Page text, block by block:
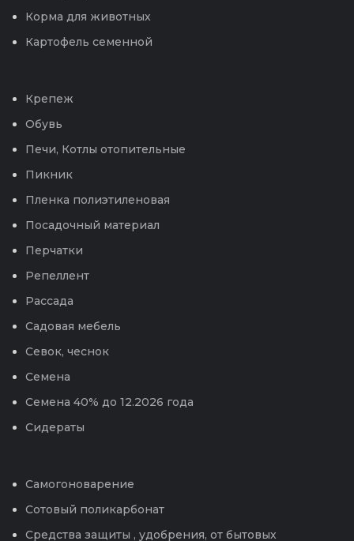
Корма для животных
Картофель семенной
Крепеж
Обувь
Печи, Котлы отопительные
Пикник
Пленка полиэтиленовая
Посадочный материал
Перчатки
Репеллент
Рассада
Садовая мебель
Севок, чеснок
Семена
Семена 40% до 12.2026 года
Сидераты
Самогоноварение
Сотовый поликарбонат
Средства защиты , удобрения, от бытовых